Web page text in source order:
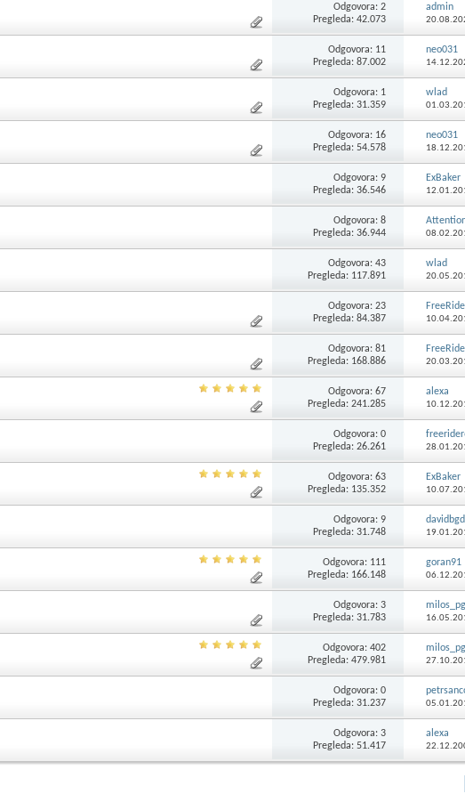
Odgovora:2
Pregleda: 42.073
admin
Odgovora: 11
Pregleda: 87.002
neo031
Odgovora: 1
Pregleda: 31.359
wlad
Odgovora: 16
Pregleda: 54.578
neo031
Odgovora:9
Pregleda: 36.546
ExBaker
Odgovora:8
Pregleda: 36.944
Odgovora:43
Pregleda: 117.891
wlad
Odgovora:23
Pregleda: 84.387
Odgovora:81
Pregleda: 168.886
Odgovora:67
Pregleda: 241.285
alexa
Odgovora:0
Pregleda: 26.261
Odgovora:63
Pregleda: 135.352
ExBaker
Odgovora:9
Pregleda: 31.748
davidbgd
Odgovora: 111
Pregleda: 166.148
goran91
Odgovora:3
Pregleda: 31.783
Odgovora:402
Pregleda: 479.981
Odgovora:0
Pregleda: 31.237
Odgovora:3
Pregleda: 51.417
alexa